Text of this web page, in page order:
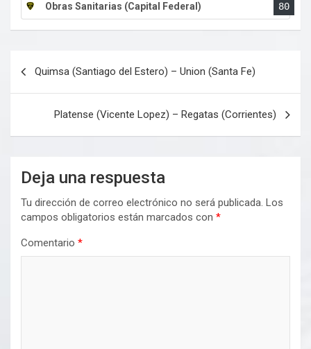
Obras Sanitarias (Capital Federal)
80
entradas
Quimsa (Santiago del Estero) – Union (Santa Fe)
Platense (Vicente Lopez) – Regatas (Corrientes)
Deja una respuesta
Tu dirección de correo electrónico no será publicada. Los
campos obligatorios están marcados con *
Comentario *